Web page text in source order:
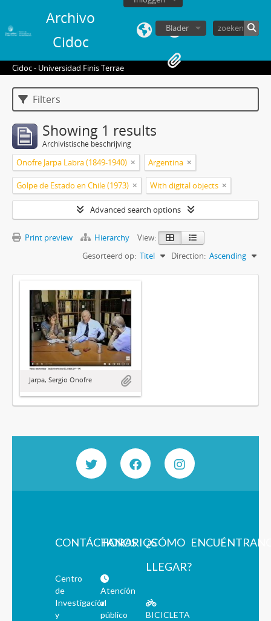
Archivo
Cidoc
Blader
Cidoc - Universidad Finis Terrae
Filters
Showing 1 results
Archivistische beschrijving
Onofre Jarpa Labra (1849-1940) Argentina
Golpe de Estado en Chile (1973) With digital objects
Advanced search options
Print preview Hierarchy
View:
Gesorteerd op: Titel Direction: Ascending
Jarpa, Sergio Onofre
CONTÁCTANOS
Centro
de
Investigación
y
HORARIOS
Atención
al
público
¿CÓMO
LLEGAR?
BICICLETA